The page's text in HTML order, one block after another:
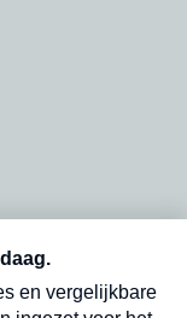
op onze
in